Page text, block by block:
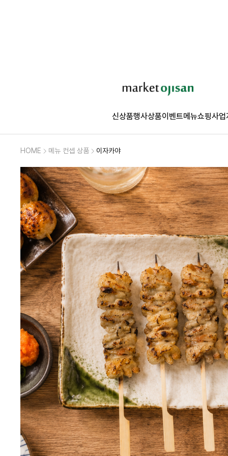
신상품행사상품이벤트메뉴쇼핑사업
HOME 메뉴 컨셉 상품 이자카야